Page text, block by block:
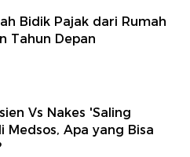
Bidik Pajak dari Rumah
Tahun Depan
Vs Nakes 'Saling
Medsos, Apa yang Bisa